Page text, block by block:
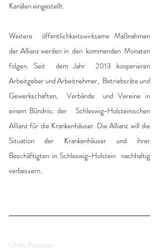
Kanälen eingestellt.
Weitere  öffentlichkeitswirksame Maßnahmen
der Allianz werden in  den  kommenden  Monaten
folgen. Seit  dem Jahr  2013 kooperieren
Arbeitgeber und Arbeitnehmer,  Betriebsräte und
Gewerkschaften,  Verbände  und Vereine in
einem Bündnis: der   Schleswig-Holsteinischen
Allianz für die Krankenhäuser. Die Allianz will die
Situation der Krankenhäuser und ihrer
Beschäftigten in Schleswig-Holstein  nachhaltig
verbessern.
Ulrike Petersen